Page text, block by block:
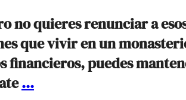
no quieres renunciar a
que vivir en un
financieros, puedes
...5